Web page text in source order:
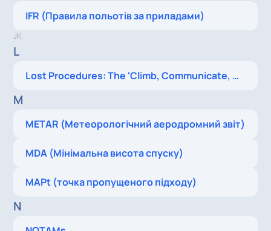
IFR (Правила польотів за приладами)
JK
L
Lost Procedures: The 'Climb, Communicate, Confess, Comply' (or 5 C's) method
M
METAR (Метеорологічний аеродромний звіт)
MDA (Мінімальна висота спуску)
MAPt (точка пропущеного підходу)
N